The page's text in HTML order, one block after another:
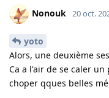
Nonouk 20 oct.
yoto
Alors, une deuxième
Ca a l'air de se caler
choper qques belles